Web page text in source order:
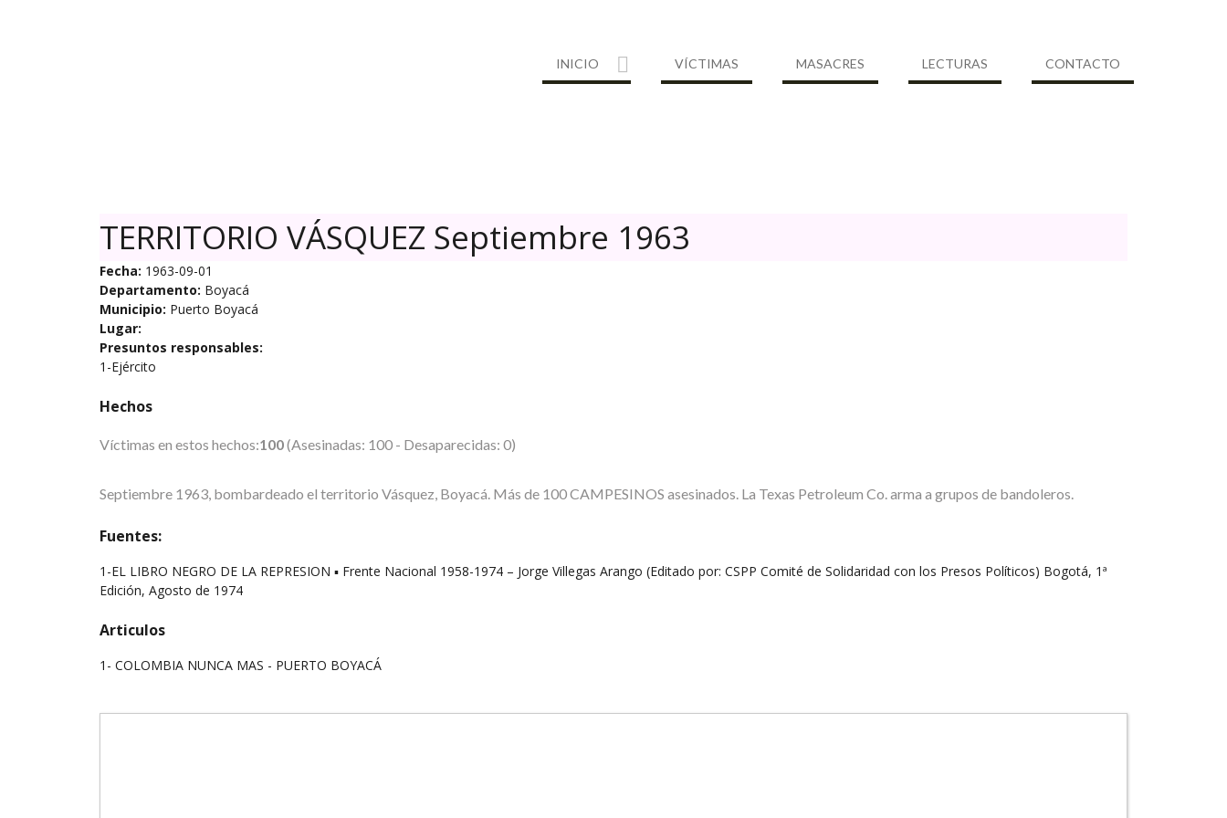
INICIO VÍCTIMAS MASACRES LECTURAS CONTACTO
TERRITORIO VÁSQUEZ Septiembre 1963
Fecha: 1963-09-01
Departamento: Boyacá
Municipio: Puerto Boyacá
Lugar:
Presuntos responsables:
1-Ejército
Hechos
Víctimas en estos hechos:100(Asesinadas: 100 - Desaparecidas: 0)
Septiembre 1963, bombardeado el territorio Vásquez, Boyacá. Más de 100 CAMPESINOS asesinados. La Texas Petroleum Co. arma a grupos de bandoleros.
Fuentes:
1-EL LIBRO NEGRO DE LA REPRESION ▪ Frente Nacional 1958-1974 – Jorge Villegas Arango (Editado por: CSPP Comité de Solidaridad con los Presos Políticos) Bogotá, 1ª
Edición, Agosto de 1974
Articulos
1- COLOMBIA NUNCA MAS - PUERTO BOYACÁ